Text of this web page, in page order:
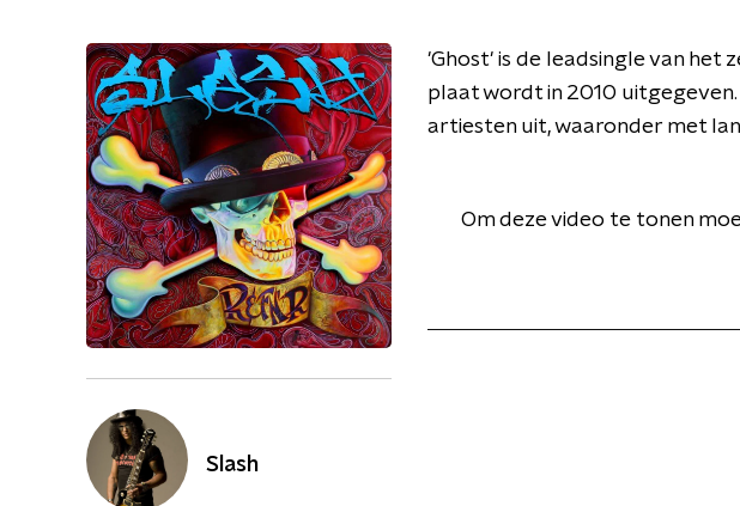
Slash
'Ghost' is de leadsingle van het
plaat wordt in 2010
artiesten uit, waaronder met
Om deze video te tonen